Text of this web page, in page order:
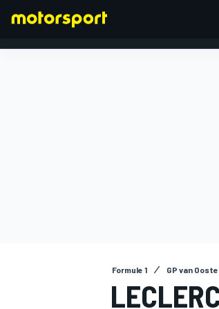
Formule 1 GP van